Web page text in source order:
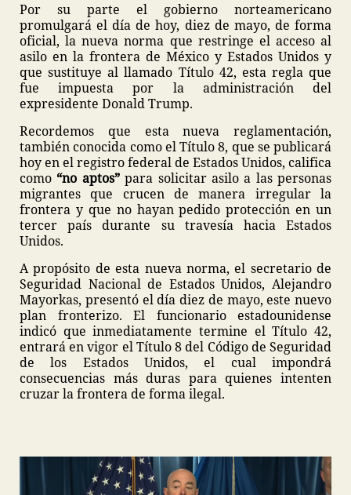
Por su parte el gobierno norteamericano
promulgará el día de hoy, diez de mayo, de forma
oficial, la nueva norma que restringe el acceso al
asilo en la frontera de México y Estados Unidos y
que sustituye al llamado Título 42, esta regla que
fue impuesta por la administración del
expresidente Donald Trump.
Recordemos que esta nueva reglamentación,
también conocida como el Título 8, que se publicará
hoy en el registro federal de Estados Unidos, califica
como “no aptos”para solicitar asilo a las personas
migrantes que crucen de manera irregular la
frontera y que no hayan pedido protección en un
tercer país durante su travesía hacia Estados
Unidos.
A propósito de esta nueva norma, el secretario de
Seguridad Nacional de Estados Unidos, Alejandro
Mayorkas, presentó el día diez de mayo, este nuevo
plan fronterizo. El funcionario estadounidense
indicó que inmediatamente termine el Título 42,
entrará en vigor el Título 8 del Código de Seguridad
de los Estados Unidos, el cual impondrá
consecuencias más duras para quienes intenten
cruzar la frontera de forma ilegal.